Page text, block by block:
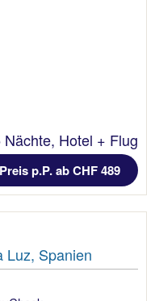
Nächte, Hotel + Flug
Preis p.P. ab CHF 489
Luz, Spanien